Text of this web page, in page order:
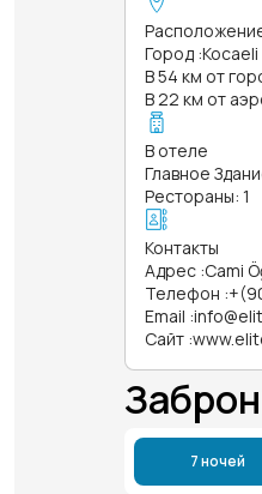
Город :Kocaeli
В 54 км от
В 22 км от
В отеле
Главное
Рестораны: 1
Контакты
Адрес :Cami
Телефон :
Email :
Сайт :
7 ночей